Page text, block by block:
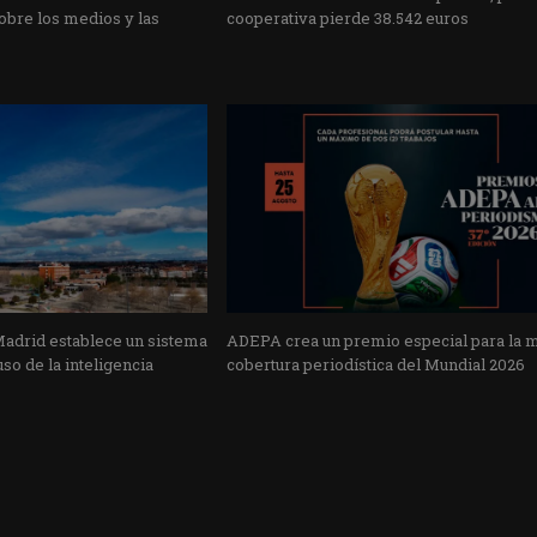
los medios y las
cooperativa pierde 38.542 euros
establece un sistema
de la inteligencia
ADEPA crea un premio especial para la
cobertura periodística del Mundial 2026